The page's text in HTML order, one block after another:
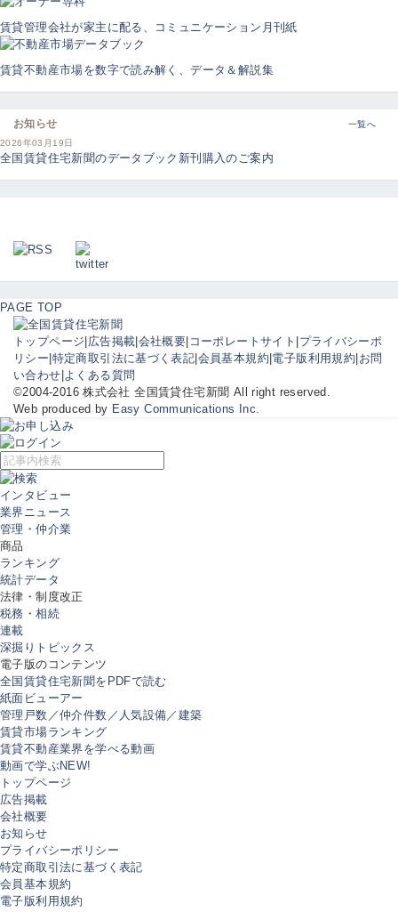
賃貸管理会社が家主に配る、コミュニケーション月刊紙
賃貸不動産市場を数字で読み解く、データ＆解説集
お知らせ
一覧へ
2026年03月19日
全国賃貸住宅新聞のデータブック新刊購入のご案内
PAGE TOP
トップページ 広告掲載 会社概要 コーポレートサイト プライバシーポ
リシー 特定商取引法に基づく表記 会員基本規約 電子版利用規約 お問
い合わせ よくある質問
©2004-2016 株式会社 全国賃貸住宅新聞 All right reserved.
Web produced by Easy Communications Inc.
インタビュー
業界ニュース
管理・仲介業
商品
ランキング
統計データ
法律・制度改正
税務・相続
連載
深掘りトピックス
電子版のコンテンツ
全国賃貸住宅新聞をPDFで読む
紙面ビューアー
管理戸数／仲介件数／人気設備／建築
賃貸市場ランキング
賃貸不動産業界を学べる動画
動画で学ぶNEW!
トップページ
広告掲載
会社概要
お知らせ
プライバシーポリシー
特定商取引法に基づく表記
会員基本規約
電子版利用規約